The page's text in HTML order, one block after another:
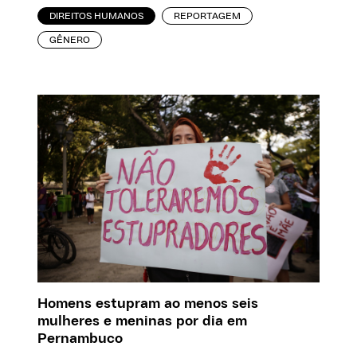
DIREITOS HUMANOS REPORTAGEM
GÊNERO
Homens estupram ao menos seis
mulheres e meninas por dia em
Pernambuco